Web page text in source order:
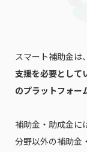
スマート補助金は、
支援を必要として
のプラットフォー
補助金・助成金に
分野以外の補助金